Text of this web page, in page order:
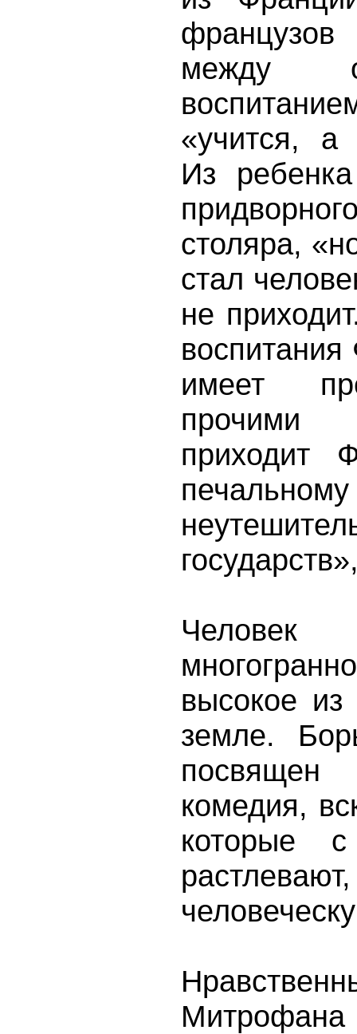
между
«учится, а
Из
столяра,
стал
не
имеет
прочими
приходит
высокое
земле.
комедия,
которые